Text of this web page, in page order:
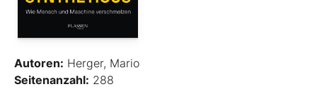
Autoren: Herger, Mario
Seitenanzahl: 288